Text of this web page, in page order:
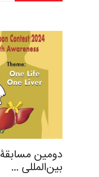
دومین مسابقۀ
بین‌المللی …